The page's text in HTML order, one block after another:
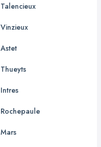
Talencieux
Vinzieux
Astet
Thueyts
Intres
Rochepaule
Mars